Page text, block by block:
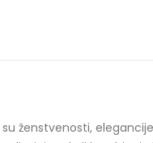
ženstvenosti,